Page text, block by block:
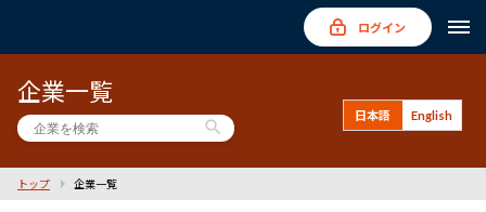
ログイン
企業一覧
search
日本語 English
トップ 企業一覧